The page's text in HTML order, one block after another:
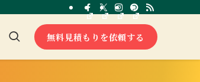
無料見積もりを依頼する